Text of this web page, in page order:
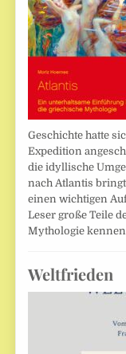
Geschichte hatte
Expedition
die idyllische
nach Atlantis
einen wichtigen
Leser große Teile
Mythologie
Weltfrieden